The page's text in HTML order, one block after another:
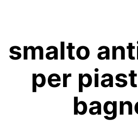
smalto
per